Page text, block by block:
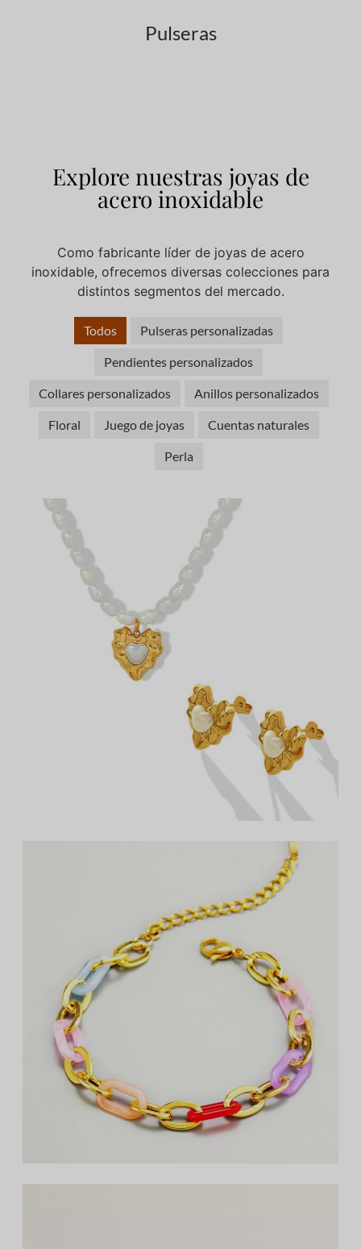
Pulseras
Explore nuestras joyas de
acero inoxidable
Como fabricante líder de joyas de acero
inoxidable, ofrecemos diversas colecciones para
distintos segmentos del mercado.
Todos Pulseras personalizadas
Pendientes personalizados
Collares personalizados Anillos personalizados
Floral Juego de joyas Cuentas naturales
Perla